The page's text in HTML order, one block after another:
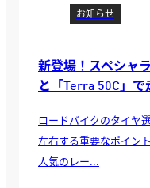
お知らせ
新登場！スペシャ
と「Terra 50C」
ロードバイクのタイヤ
左右する重要なポイン
人気のレー...